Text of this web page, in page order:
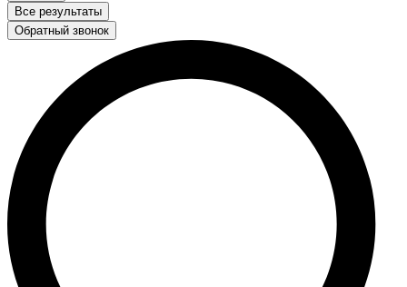
Все результаты
Обратный звонок